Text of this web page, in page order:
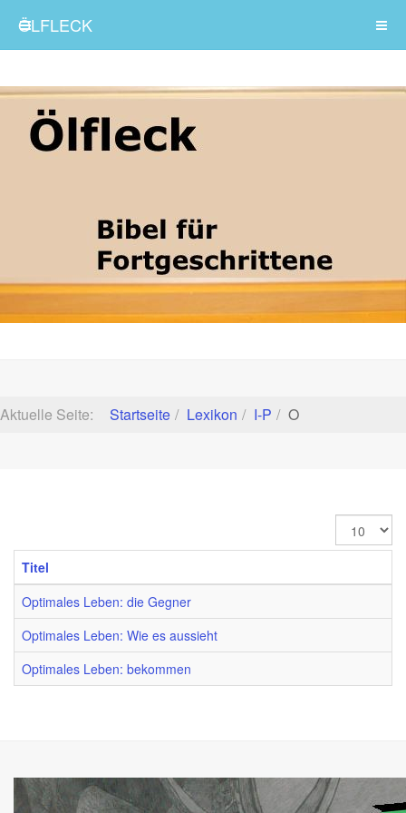
ÖLFLECK
Aktuelle Seite: Startseite Lexikon I-P O
Anzeige
#
Titel
Optimales Leben: die Gegner
Optimales Leben: Wie es aussieht
Optimales Leben: bekommen